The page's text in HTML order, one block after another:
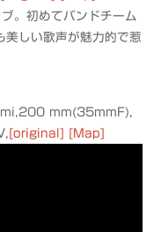
。初めてバンドチーム
美しい歌声が魅力的で惹
mm(35mmF),
[original] [Map]